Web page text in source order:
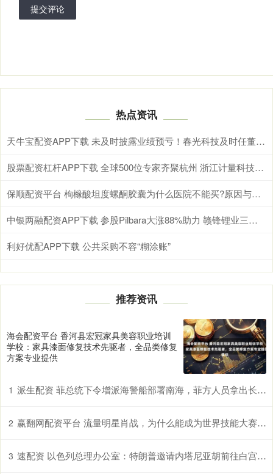
提交评论
热点资讯
天牛宝配资APP下载 未及时披露业绩预亏！春光科技及时任董事长、总经理被通报批评
股票配资杠杆APP下载 全球500位专家齐聚杭州 浙江计量科技创新成果亮相国际舞台
保顺配资平台 枸橼酸坦度螺酮胶囊为什么医院不能买?原因与对策一文说清!
中银两融配资APP下载 参股Pilbara大涨88%助力 赣锋锂业三季度净利创两年新高
利好优配APP下载 公共采购不容“糊涂账”
推荐资讯
海会配资平台 香河县宏冠家具美容职业培训
学校：家具漆面修复技术先驱者，全品类修复
方案专业提供
1 派生配资 菲总统下令增派海警船部署南海，菲方人员拿出长刀进行挑衅
2 赢翻网配资平台 流量明星肖战，为什么能成为世界技能大赛的推广大使？_赛事_人性_顶流
3 速配资 以色列总理办公室：特朗普邀请内塔尼亚胡前往白宫会晤